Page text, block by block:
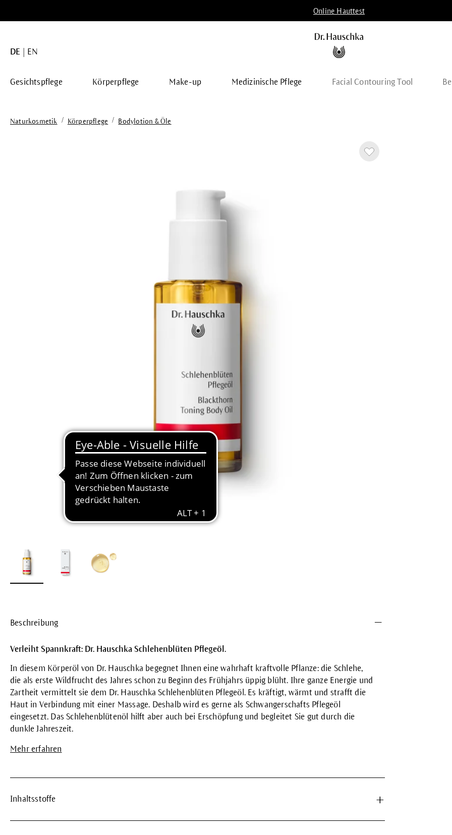
Online Hauttest
DE EN
Gesichtspflege Körperpflege Make-up Medizinische Pflege Facial Contouring Tool
Naturkosmetik / Körperpflege / Bodylotion & Öle
Beschreibung
Verleiht Spannkraft: Dr. Hauschka Schlehenblüten Pflegeöl.
In diesem Körperöl von Dr. Hauschka begegnet Ihnen eine wahrhaft kraftvolle Pflanze: die Schlehe,
die als erste Wildfrucht des Jahres schon zu Beginn des Frühjahrs üppig blüht. Ihre ganze Energie und
Zartheit vermittelt sie dem Dr. Hauschka Schlehenblüten Pflegeöl. Es kräftigt, wärmt und strafft die
Haut in Verbindung mit einer Massage. Deshalb wird es gerne als Schwangerschafts Pflegeöl
eingesetzt. Das Schlehenblütenöl hilft aber auch bei Erschöpfung und begleitet Sie gut durch die
dunkle Jahreszeit.
Mehr erfahren
Inhaltsstoffe